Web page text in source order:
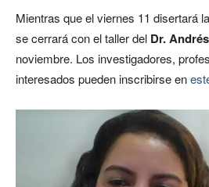
Mientras que el viernes 11 disertará la
se cerrará con el taller del Dr.
noviembre. Los investigadores,
interesados pueden inscribirse en